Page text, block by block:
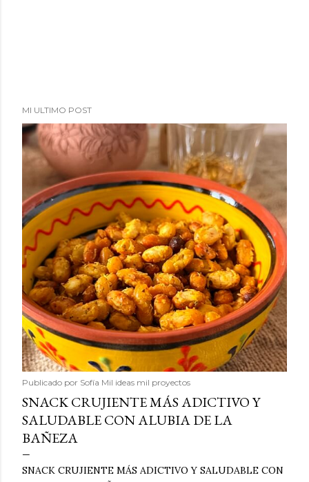
MI ULTIMO POST
Publicado por Sofía Mil ideas mil proyectos
SNACK CRUJIENTE MÁS ADICTIVO Y
SALUDABLE CON ALUBIA DE LA
BAÑEZA
SNACK CRUJIENTE MÁS ADICTIVO Y SALUDABLE CON